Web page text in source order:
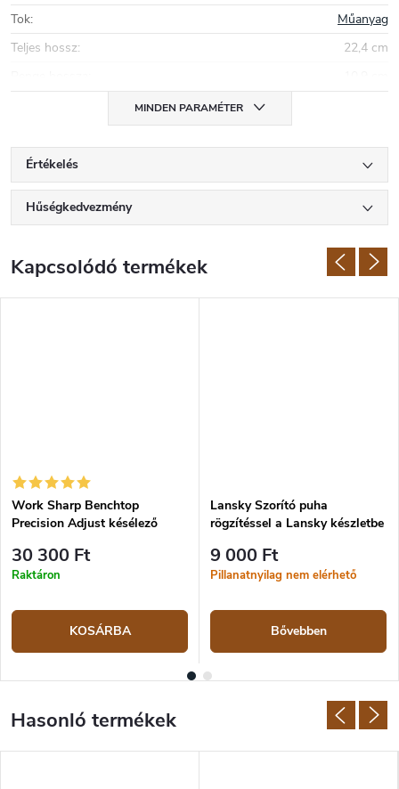
Tok:
Műanyag
Teljes hossz:
22,4 cm
MINDEN PARAMÉTER
Értékelés
Hűségkedvezmény
Kapcsolódó termékek
Work Sharp Benchtop
Precision Adjust késélező
30 300 Ft
Raktáron
KOSÁRBA
Lansky Szorító puha
rögzítéssel a Lansky készletbe
9 000 Ft
Pillanatnyilag nem elérhető
Bővebben